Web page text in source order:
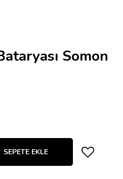
Somon
SEPETE EKLE